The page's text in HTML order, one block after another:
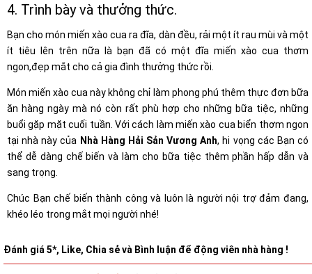
4. Trình bày và thưởng thức.
Bạn cho món miến xào cua ra đĩa, dàn đều, rải một ít rau mùi và một
ít tiêu lên trên nữa là bạn đã có một đĩa miến xào cua thơm
ngon,đẹp mắt cho cả gia đình thưởng thức rồi.
Món miến xào cua này không chỉ làm phong phú thêm thực đơn bữa
ăn hàng ngày mà nó còn rất phù hợp cho những bữa tiệc, những
buổi gặp mặt cuối tuần. Với cách làm miến xào cua biển thơm ngon
tại nhà này của Nhà Hàng Hải Sản Vương Anh, hi vọng các Bạn có
thể dễ dàng chế biến và làm cho bữa tiệc thêm phần hấp dẫn và
sang trọng.
Chúc Bạn chế biến thành công và luôn là người nội trợ đảm đang,
khéo léo trong mắt mọi người nhé!
Đánh giá 5*, Like, Chia sẻ và Bình luận để động viên nhà hàng !